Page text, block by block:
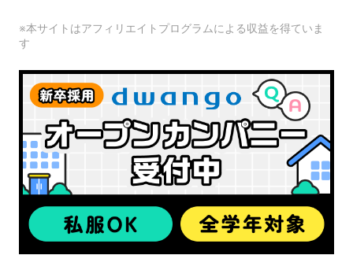
※本サイトはアフィリエイトプログラムによる収益を得ていま
す